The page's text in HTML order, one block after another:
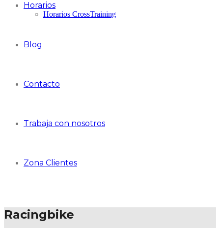
Horarios
Horarios CrossTraining
Blog
Contacto
Trabaja con nosotros
Zona Clientes
Racingbike